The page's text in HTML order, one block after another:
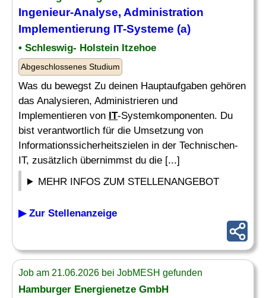
Ingenieur-Analyse, Administration
Implementierung IT-Systeme (a)
• Schleswig- Holstein Itzehoe
Abgeschlossenes Studium
Was du bewegst Zu deinen Hauptaufgaben gehören
das Analysieren, Administrieren und
Implementieren von IT-Systemkomponenten. Du
bist verantwortlich für die Umsetzung von
Informationssicherheitszielen in der Technischen-
IT, zusätzlich übernimmst du die [...]
MEHR INFOS ZUM STELLENANGEBOT
▶ Zur Stellenanzeige
Job am 21.06.2026 bei JobMESH gefunden
Hamburger Energienetze GmbH